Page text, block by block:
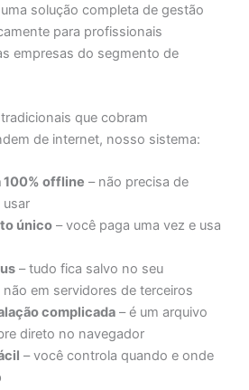
uma solução completa de gestão
para profissionais
empresas do segmento de
que cobram
de internet, nosso sistema:
100% offline – não precisa de
usar
único– você paga uma vez e usa
– tudo fica salvo no seu
em servidores de terceiros
complicada– é um arquivo
direto no navegador
– você controla quando e onde